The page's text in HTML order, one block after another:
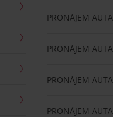
PRONÁJEM
PRONÁJEM
PRONÁJEM
PRONÁJEM